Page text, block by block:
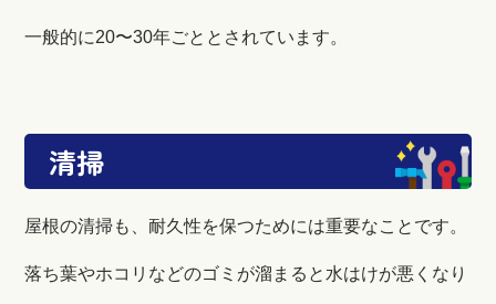
一般的に20〜30年ごととされています。
清掃
屋根の清掃も、耐久性を保つためには重要なことです。
落ち葉やホコリなどのゴミが溜まると水はけが悪くなり